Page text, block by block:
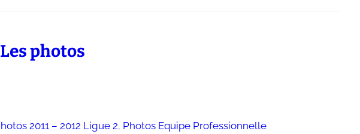
photos
2011 – 2012 Ligue 2, Photos Equipe Professionnelle